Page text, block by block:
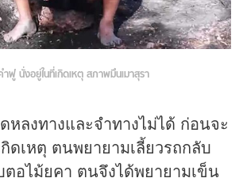
ำฟู นั่งอยู่ในที่เกิดเหตุ สภาพมึนเมาสุรา
หลงทางและจำทางไม่ได้ ก่อนจะ
ดเหตุ ตนพยายามเลี้ยวรถกลับ
อไม้ยูคา ตนจึงได้พยายามเข็น